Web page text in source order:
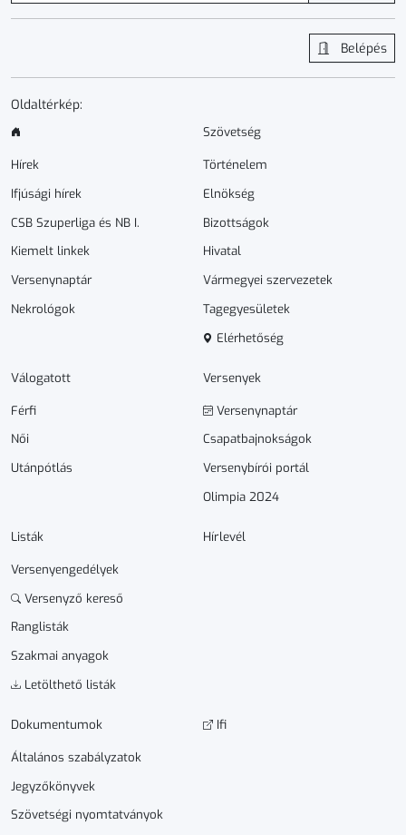
Belépés
Oldaltérkép:
Hírek
Ifjúsági hírek
CSB Szuperliga és NB I.
Kiemelt linkek
Versenynaptár
Nekrológok
Szövetség
Történelem
Elnökség
Bizottságok
Hivatal
Vármegyei szervezetek
Tagegyesületek
Elérhetőség
Válogatott
Férfi
Női
Utánpótlás
Versenyek
Versenynaptár
Csapatbajnokságok
Versenybírói portál
Olimpia 2024
Listák
Versenyengedélyek
Versenyző kereső
Ranglisták
Szakmai anyagok
Letölthető listák
Hírlevél
Dokumen­­tumok
Általános szabályzatok
Jegyzőkönyvek
Szövetségi nyomtatványok
Ifi